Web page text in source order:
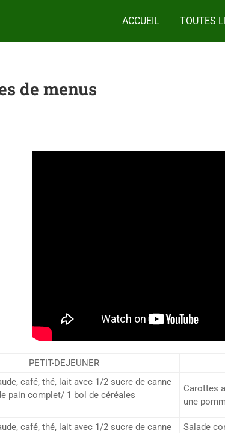
ACCUEIL TOUTES
de menus
PETIT-DEJEUNER
café, thé, lait avec 1/2 sucre de canne
pain complet/ 1 bol de céréales
Carottes
une
café, thé, lait avec 1/2 sucre de canne
Salade